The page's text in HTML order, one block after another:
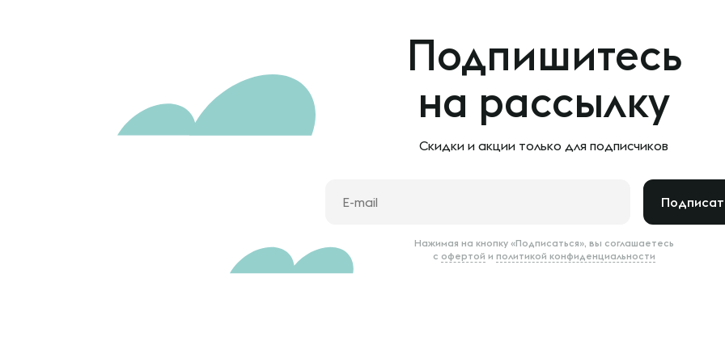
Подпишитесь
на рассылку
Скидки и акции только для подписчиков
Нажимая на кнопку «Подписаться», вы соглашаетесь
с офертой и политикой конфиденциальности